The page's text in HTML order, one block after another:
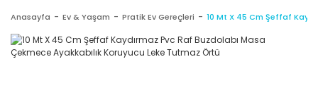
Anasayfa Ev & Yaşam Pratik Ev Gereçleri 10 Mt X 45 Cm Şeffaf